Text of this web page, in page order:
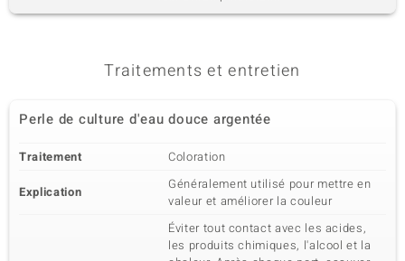
Traitements et entretien
Perle de culture d'eau douce argentée
Traitement Coloration
Explication
Généralement utilisé pour mettre en
valeur et améliorer la couleur
Éviter tout contact avec les acides,
les produits chimiques, l'alcool et la